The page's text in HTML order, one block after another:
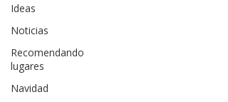
Ideas
Noticias
Recomendando
lugares
Navidad